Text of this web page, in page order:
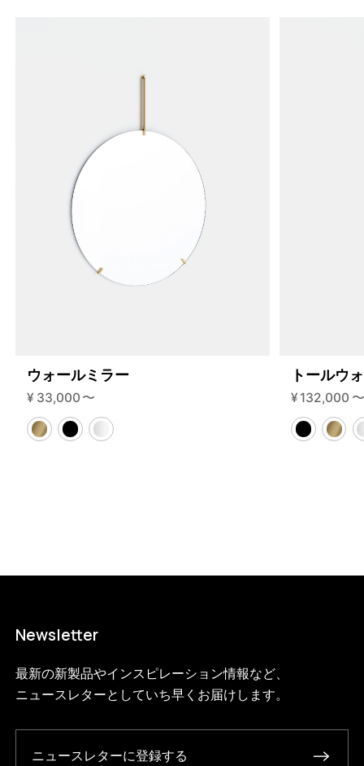
ウォールミラー
¥ 33,000 〜
トールウ
¥ 132,000 〜
Newsletter
最新の新製品やインスピレーション情報など、
ニュースレターとしていち早くお届けします。
ニュースレターに登録する